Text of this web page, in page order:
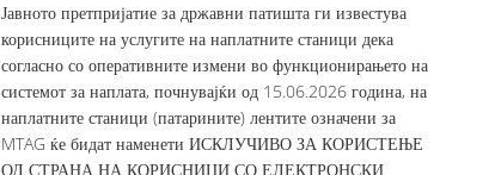
Јавното претпријатие за државни патишта ги известува
корисниците на услугите на наплатните станици дека
согласно со оперативните измени во функционирањето на
системот за наплата, почнувајќи од 15.06.2026 година, на
наплатните станици (патарините) лентите означени за
MTAG ќе бидат наменети ИСКЛУЧИВО ЗА КОРИСТЕЊЕ
ОД СТРАНА НА КОРИСНИЦИ СО ЕЛЕКТРОНСКИ